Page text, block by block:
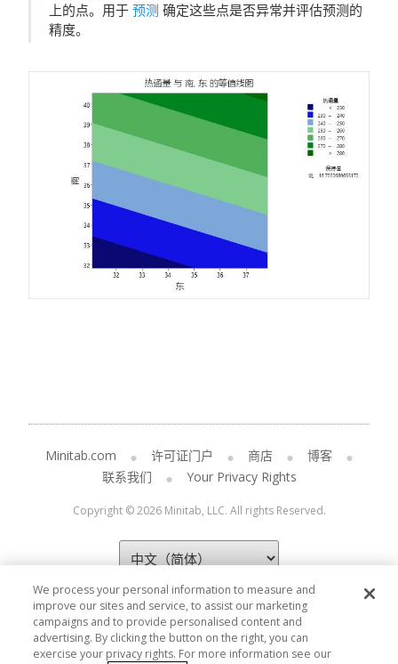
上的点。用于 预测 确定这些点是否异常并评估预测的
精度。
Minitab.com 许可证门户 商店
博客
联系我们
Your Privacy Rights
Copyright © 2026 Minitab, LLC. All rights Reserved.
We process your personal information to measure and
improve our sites and service, to assist our marketing
campaigns and to provide personalised content and
advertising. By clicking the button on the right, you can
exercise your privacy rights. For more information see our